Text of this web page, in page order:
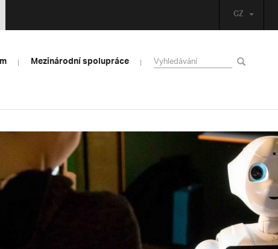
CZ
Mezinárodní spolupráce